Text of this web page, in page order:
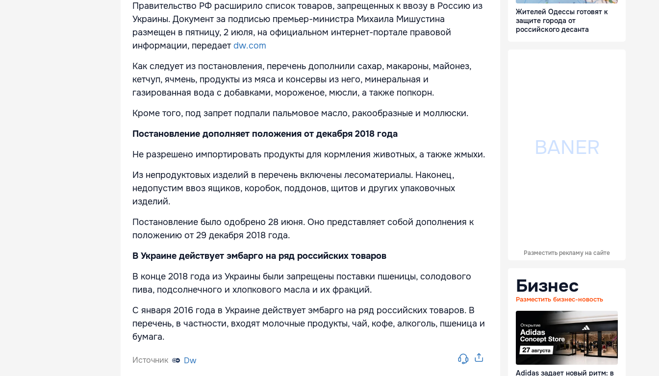
Правительство РФ расширило список товаров, запрещенных к ввозу в Россию из
Украины. Документ за подписью премьер-министра Михаила Мишустина
размещен в пятницу, 2 июля, на официальном интернет-портале правовой
информации, передает dw.com
Как следует из постановления, перечень дополнили сахар, макароны, майонез,
кетчуп, ячмень, продукты из мяса и консервы из него, минеральная и
газированная вода с добавками, мороженое, мюсли, а также попкорн.
Кроме того, под запрет подпали пальмовое масло, ракообразные и моллюски.
Постановление дополняет положения от декабря 2018 года
Не разрешено импортировать продукты для кормления животных, а также жмыхи.
Из непродуктовых изделий в перечень включены лесоматериалы. Наконец,
недопустим ввоз ящиков, коробок, поддонов, щитов и других упаковочных
изделий.
Постановление было одобрено 28 июня. Оно представляет собой дополнения к
положению от 29 декабря 2018 года.
В Украине действует эмбарго на ряд российских товаров
В конце 2018 года из Украины были запрещены поставки пшеницы, солодового
пива, подсолнечного и хлопкового масла и их фракций.
С января 2016 года в Украине действует эмбарго на ряд российских товаров. В
перечень, в частности, входят молочные продукты, чай, кофе, алкоголь, пшеница и
бумага.
Источник Dw
Жителей Одессы готовят к
защите города от
российского десанта
Разместить рекламу на сайте
Бизнес
Разместить бизнес-новость
Adidas задает новый ритм: в